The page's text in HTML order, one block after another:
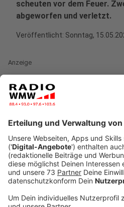
scheuten vor dem Feuer.
abgeworfen und verletzt.
Veröffentlicht: Sonntag,
Anzeige
Zuschauer wurden zum
Bei der Feuershow am Abend
und scheuten vor dem Feuer.
abgeworfen und kam ins
Frau vom Bodenpersonal, die
einzufangen wurde vom Pferd